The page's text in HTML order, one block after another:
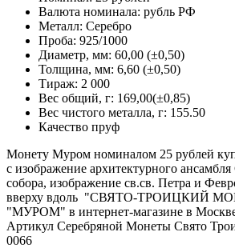
Валюта номинала: рубль РФ
Металл: Серебро
Проба: 925/1000
Диаметр, мм: 60,00 (±0,50)
Толщина, мм: 6,60 (±0,50)
Тираж: 2 000
Вес общий, г: 169,00(±0,85)
Вес чистого металла, г: 155.50
Качество пруф
Монету Муром номиналом 25 рублей
с изображение архитектурного
собора, изображение св.св. Петра и
вверху вдоль "СВЯТО-ТРОИЦКИЙ
"МУРОМ" в интернет-магазине в
Артикул Серебряной Монеты Свято
0066